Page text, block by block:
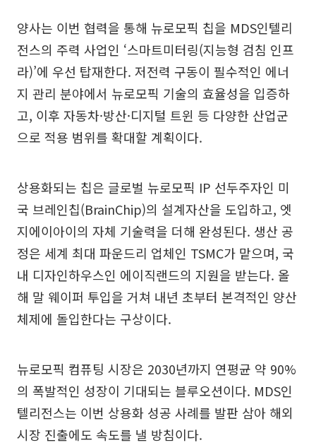
양사는 이번 협력을 통해 뉴로모픽 칩을 MDS인텔리
전스의 주력 사업인 ‘스마트미터링(지능형 검침 인프
라)’에 우선 탑재한다. 저전력 구동이 필수적인 에너
지 관리 분야에서 뉴로모픽 기술의 효율성을 입증하
고, 이후 자동차·방산·디지털 트윈 등 다양한 산업군
으로 적용 범위를 확대할 계획이다.
상용화되는 칩은 글로벌 뉴로모픽 IP 선두주자인 미
국 브레인칩(BrainChip)의 설계자산을 도입하고, 엣
지에이아이의 자체 기술력을 더해 완성된다. 생산 공
정은 세계 최대 파운드리 업체인 TSMC가 맡으며, 국
내 디자인하우스인 에이직랜드의 지원을 받는다. 올
해 말 웨이퍼 투입을 거쳐 내년 초부터 본격적인 양산
체제에 돌입한다는 구상이다.
뉴로모픽 컴퓨팅 시장은 2030년까지 연평균 약 90%
의 폭발적인 성장이 기대되는 블루오션이다. MDS인
텔리전스는 이번 상용화 성공 사례를 발판 삼아 해외
시장 진출에도 속도를 낼 방침이다.